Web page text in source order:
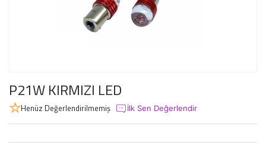
P21W KIRMIZI LED
Henüz Değerlendirilmemiş İlk Sen Değerlendir